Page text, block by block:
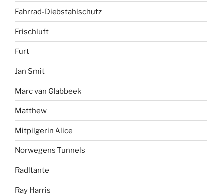
Fahrrad-Diebstahlschutz
Frischluft
Furt
Jan Smit
Marc van Glabbeek
Matthew
Mitpilgerin Alice
Norwegens Tunnels
Radltante
Ray Harris